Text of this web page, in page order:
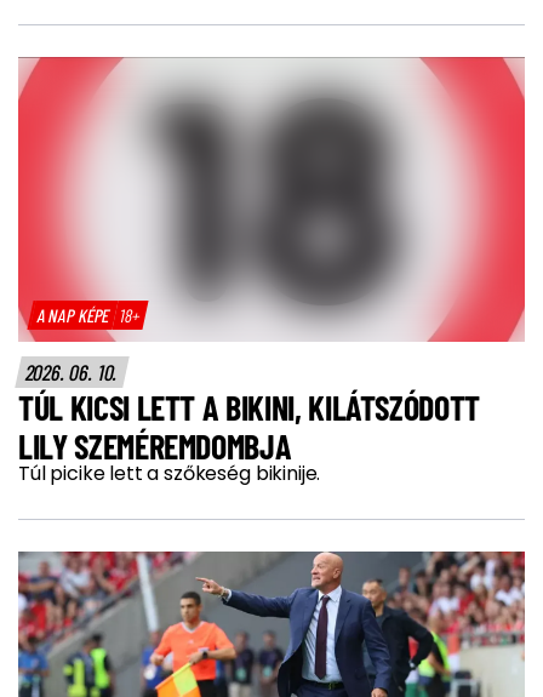
A NAP KÉPE 18+
2026. 06. 10.
TÚL KICSI LETT A BIKINI, KILÁTSZÓDOTT
LILY SZEMÉREMDOMBJA
Túl picike lett a szőkeség bikinije.